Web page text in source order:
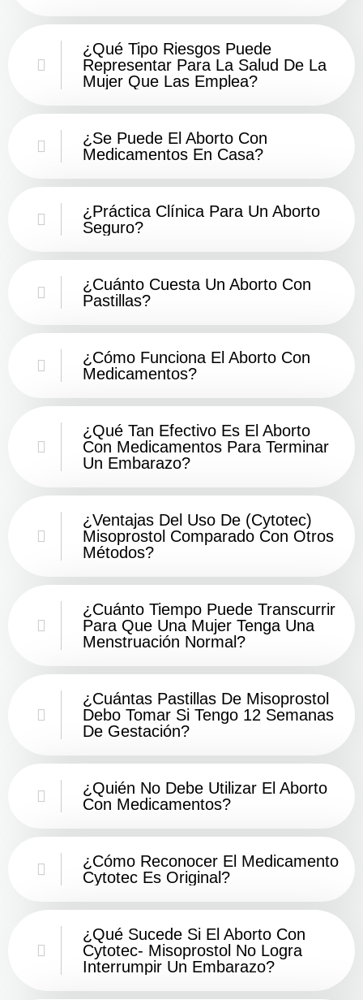
¿Qué Tipo Riesgos Puede
Representar Para La Salud De La
Mujer Que Las Emplea?
¿Se Puede El Aborto Con
Medicamentos En Casa?
¿Práctica Clínica Para Un Aborto
Seguro?
¿Cuánto Cuesta Un Aborto Con
Pastillas?
¿Cómo Funciona El Aborto Con
Medicamentos?
¿Qué Tan Efectivo Es El Aborto
Con Medicamentos Para Terminar
Un Embarazo?
¿Ventajas Del Uso De (Cytotec)
Misoprostol Comparado Con Otros
Métodos?
¿Cuánto Tiempo Puede Transcurrir
Para Que Una Mujer Tenga Una
Menstruación Normal?
¿Cuántas Pastillas De Misoprostol
Debo Tomar Si Tengo 12 Semanas
De Gestación?
¿Quién No Debe Utilizar El Aborto
Con Medicamentos?
¿Cómo Reconocer El Medicamento
Cytotec Es Original?
¿Qué Sucede Si El Aborto Con
Cytotec- Misoprostol No Logra
Interrumpir Un Embarazo?